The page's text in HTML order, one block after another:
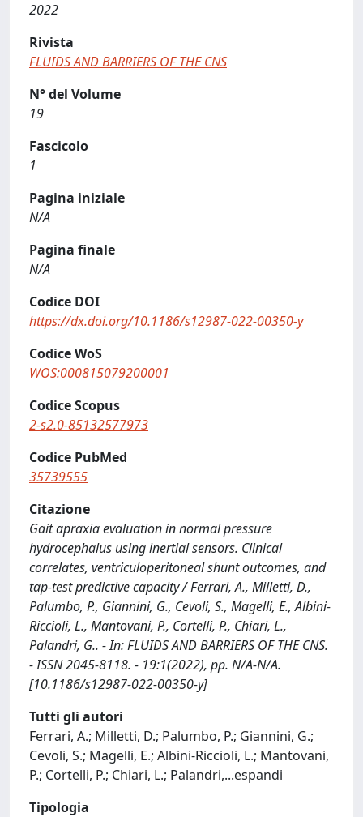
2022
Rivista
FLUIDS AND BARRIERS OF THE CNS
N° del Volume
19
Fascicolo
1
Pagina iniziale
N/A
Pagina finale
N/A
Codice DOI
https://dx.doi.org/10.1186/s12987-022-00350-y
Codice WoS
WOS:000815079200001
Codice Scopus
2-s2.0-85132577973
Codice PubMed
35739555
Citazione
Gait apraxia evaluation in normal pressure
hydrocephalus using inertial sensors. Clinical
correlates, ventriculoperitoneal shunt outcomes, and
tap-test predictive capacity / Ferrari, A., Milletti, D.,
Palumbo, P., Giannini, G., Cevoli, S., Magelli, E., Albini-
Riccioli, L., Mantovani, P., Cortelli, P., Chiari, L.,
Palandri, G.. - In: FLUIDS AND BARRIERS OF THE CNS.
- ISSN 2045-8118. - 19:1(2022), pp. N/A-N/A.
[10.1186/s12987-022-00350-y]
Tutti gli autori
Ferrari, A.; Milletti, D.; Palumbo, P.; Giannini, G.;
Cevoli, S.; Magelli, E.; Albini-Riccioli, L.; Mantovani,
P.; Cortelli, P.; Chiari, L.; Palandri,...espandi
Tipologia